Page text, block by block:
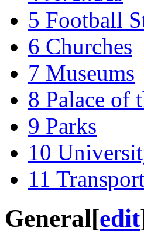
5 Football
6 Churches
7 Museums
8 Palace of
9 Parks
10
11
General[edit